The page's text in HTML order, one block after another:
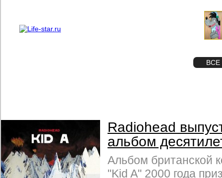
ВСЕ
Radiohead
альбом
Альбом британской
"Kid A" 2000 года